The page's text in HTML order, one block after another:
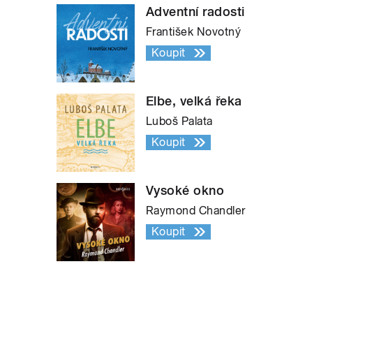
Adventní radosti
František Novotný
Koupit
Elbe, velká řeka
Luboš Palata
Koupit
Vysoké okno
Raymond Chandler
Koupit